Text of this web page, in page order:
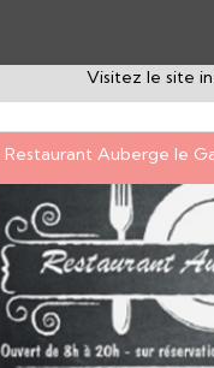
Restaurant Auberge le